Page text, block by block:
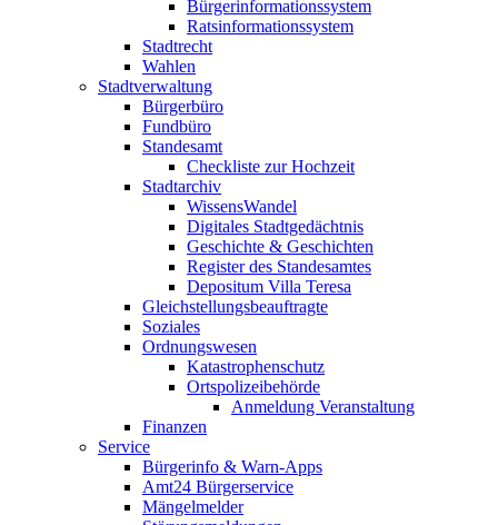
Bürgerinformationssystem
Ratsinformationssystem
Stadtrecht
Wahlen
Stadtverwaltung
Bürgerbüro
Fundbüro
Standesamt
Checkliste zur Hochzeit
Stadtarchiv
WissensWandel
Digitales Stadtgedächtnis
Geschichte & Geschichten
Register des Standesamtes
Depositum Villa Teresa
Gleichstellungsbeauftragte
Soziales
Ordnungswesen
Katastrophenschutz
Ortspolizeibehörde
Anmeldung Veranstaltung
Finanzen
Service
Bürgerinfo & Warn-Apps
Amt24 Bürgerservice
Mängelmelder